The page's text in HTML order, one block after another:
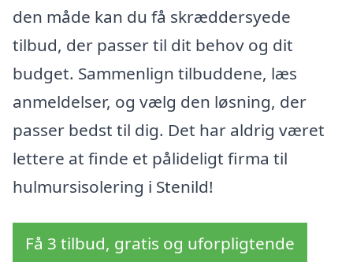
den måde kan du få skræddersyede
tilbud, der passer til dit behov og dit
budget. Sammenlign tilbuddene, læs
anmeldelser, og vælg den løsning, der
passer bedst til dig. Det har aldrig været
lettere at finde et pålideligt firma til
hulmursisolering i Stenild!
Få 3 tilbud, gratis og uforpligtende